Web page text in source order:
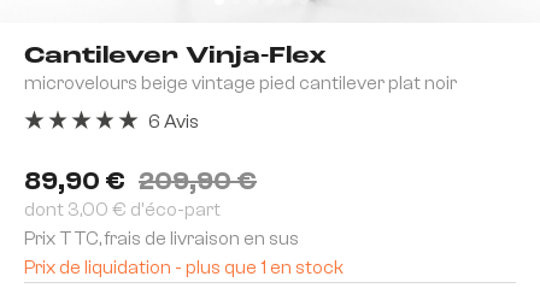
Cantilever Vinja-Flex
microvelours beige vintage pied cantilever plat noir
89,90 € 209,90 €
dont 3,00 € d'éco-part
Prix TTC, frais de livraison en sus
Prix de liquidation - plus que 1 en stock
6 Avis